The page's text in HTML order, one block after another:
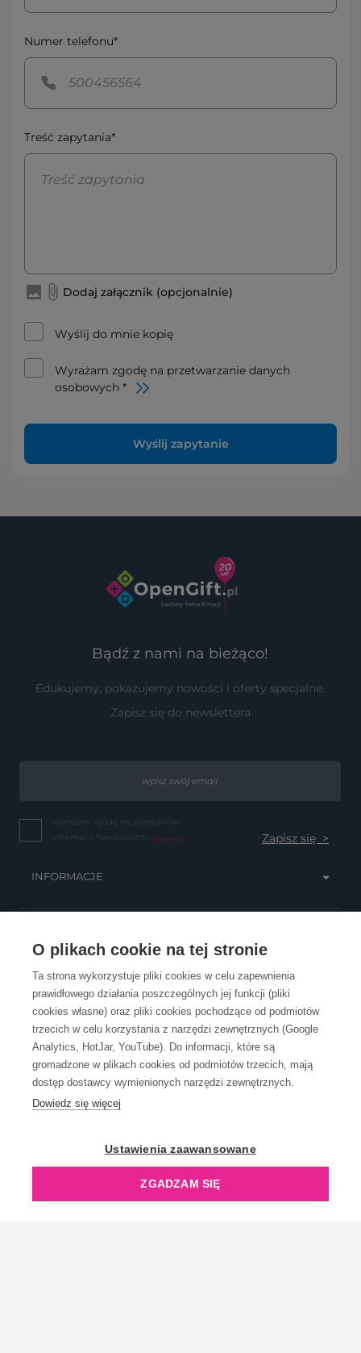
O plikach cookie na tej stronie
Ta strona wykorzystuje pliki cookies w celu zapewnienia
prawidłowego działania poszczególnych jej funkcji (pliki
cookies własne) oraz pliki cookies pochodzące od podmiotów
trzecich w celu korzystania z narzędzi zewnętrznych (Google
Analytics, HotJar, YouTube). Do informacji, które są
gromadzone w plikach cookies od podmiotów trzecich, mają
dostęp dostawcy wymienionych narzędzi zewnętrznych.
Dowiedz się więcej
Ustawienia zaawansowane
ZGADZAM SIĘ
Numer telefonu*
Treść zapytania*
Dodaj załącznik (opcjonalnie)
Wyślij do mnie kopię
Wyrażam zgodę na przetwarzanie danych
osobowych *
Wyślij zapytanie
Bądź z nami na bieżąco!
Edukujemy, pokazujemy nowości i oferty specjalne.
Zapisz się do newslettera
Wyrażam zgodę na przesyłanie
informacji handlowych... (więcej)
INFORMACJE
OBSŁUGA KLIENTA
KONTAKT
OpenGift jest częścią ReflectGroup.